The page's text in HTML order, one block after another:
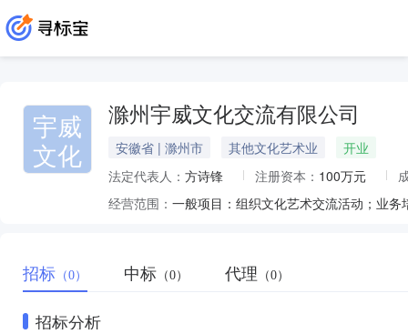
宇威
文化
滁州宇威文化交流有限公司
安徽省 | 滁州市 其他文化艺术业
开业
法定代表人： 方诗锋 注册资本： 100万元
经营范围：
招标 （0） 中标 （0） 代理 （0）
招标分析